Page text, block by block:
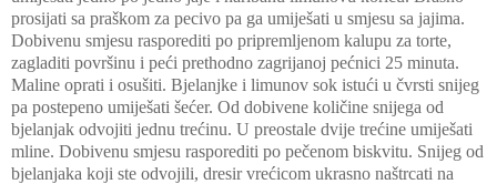
prosijati sa praškom za pecivo pa ga umiješati u smjesu sa jajima.
Dobivenu smjesu rasporediti po pripremljenom kalupu za torte,
zagladiti površinu i peći prethodno zagrijanoj pećnici 25 minuta.
Maline oprati i osušiti. Bjelanjke i limunov sok istući u čvrsti snijeg
pa postepeno umiješati šećer. Od dobivene količine snijega od
bjelanjak odvojiti jednu trećinu. U preostale dvije trećine umiješati
mline. Dobivenu smjesu rasporediti po pečenom biskvitu. Snijeg od
bjelanjaka koji ste odvojili, dresir vrećicom ukrasno naštrcati na